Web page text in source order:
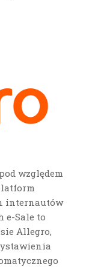
względem
internautów
e-Sale to
Allegro,